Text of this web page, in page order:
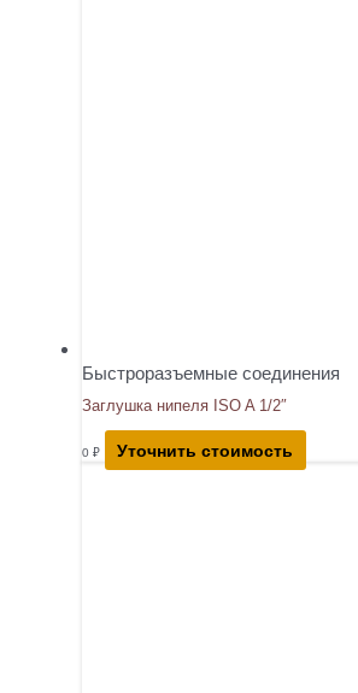
Быстроразъемные соединения
Заглушка нипеля ISO A 1/2″
0 ₽ Уточнить стоимость